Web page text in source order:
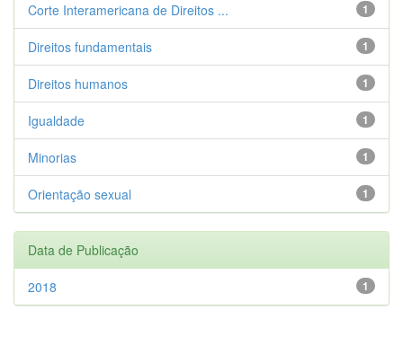
1
Corte Interamericana de Direitos ...
1
Direitos fundamentais
1
Direitos humanos
1
Igualdade
1
Minorias
1
Orientação sexual
Data de Publicação
1
2018